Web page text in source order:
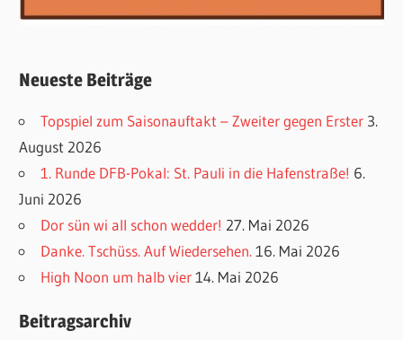
Neueste Beiträge
Topspiel zum Saisonauftakt – Zweiter gegen Erster 3.
August 2026
1. Runde DFB-Pokal: St. Pauli in die Hafenstraße! 6.
Juni 2026
Dor sün wi all schon wedder! 27. Mai 2026
Danke. Tschüss. Auf Wiedersehen. 16. Mai 2026
High Noon um halb vier 14. Mai 2026
Beitragsarchiv